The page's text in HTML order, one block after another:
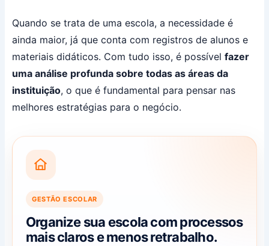
Quando se trata de uma escola, a necessidade é
ainda maior, já que conta com registros de alunos e
materiais didáticos. Com tudo isso, é possível fazer
uma análise profunda sobre todas as áreas da
instituição, o que é fundamental para pensar nas
melhores estratégias para o negócio.
GESTÃO ESCOLAR
Organize sua escola com processos
mais claros e menos retrabalho.